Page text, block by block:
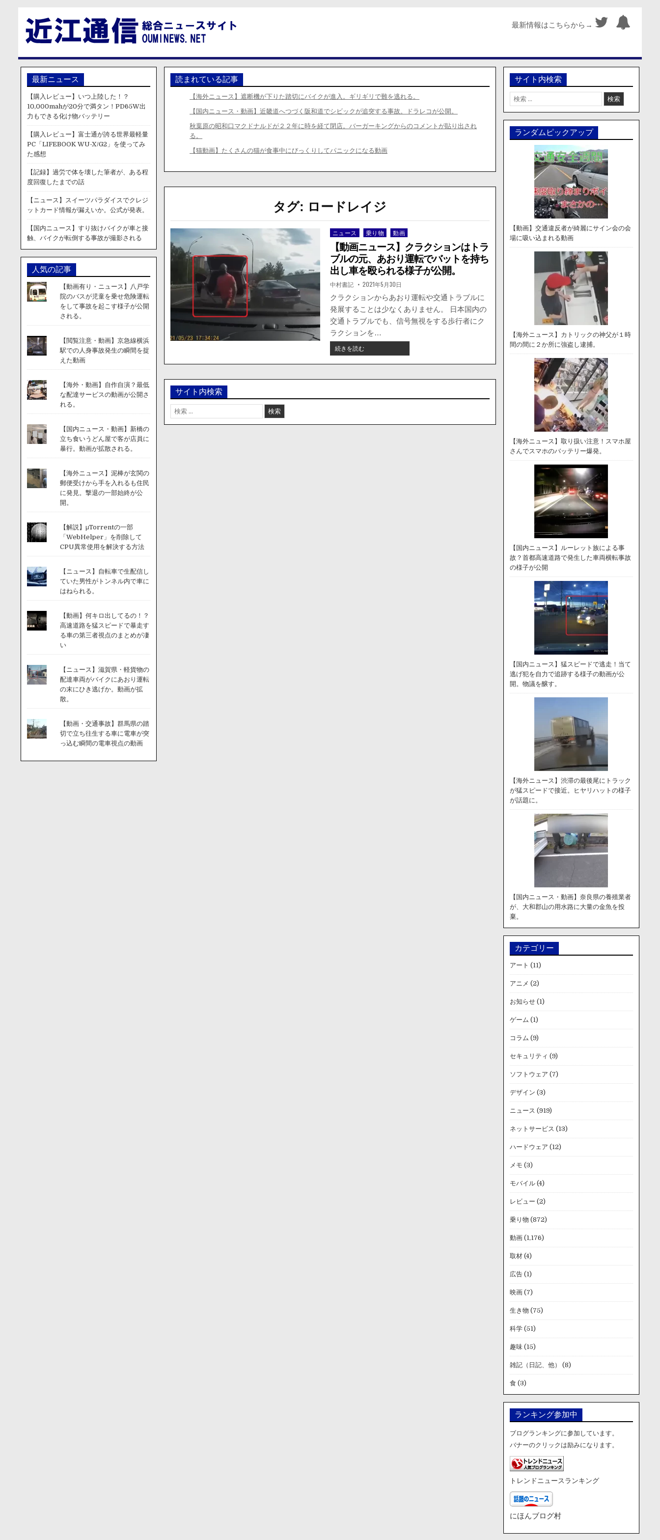
最新情報はこちらから→
読まれている記事
【海外ニュース】遮断機が下りた踏切にバイクが進入。ギリギリで難を逃れる。
【国内ニュース・動画】近畿道へつづく阪和道でシビックが追突する事故。ドラレコが公開。
秋葉原の昭和口マクドナルドが２２年に時を経て閉店。バーガーキングからのコメントが貼り出され
る。
【猫動画】たくさんの猫が食事中にびっくりしてパニックになる動画
タグ: ロードレイジ
Posted
ニュース 乗り物 動画
【動画ニュース】クラクションはトラ
ブルの元、あおり運転でバットを持ち
出し車を殴られる様子が公開。
著
者:
中村書記 掲
載
日：
2021年5月30日
クラクションからあおり運転や交通トラブルに
発展することは少なくありません。 日本国内の
交通トラブルでも、信号無視をする歩行者にク
ラクションを…
続きを読む【動
画
ニ
サイト内検索
検
索:
最新ニュース
【購入レビュー】いつ上陸した！？
10,000mahが20分で満タン！PD65W出
力もできる化け物バッテリー
【購入レビュー】富士通が誇る世界最軽量
PC「LIFEBOOK WU-X/G2」を使ってみ
た感想
【記録】過労で体を壊した筆者が、ある程
度回復したまでの話
【ニュース】スイーツパラダイスでクレジ
ットカード情報が漏えいか。公式が発表。
【国内ニュース】すり抜けバイクが車と接
触、バイクが転倒する事故が撮影される
人気の記事
【動画有り・ニュース】八戸学
院のバスが児童を乗せ危険運転
をして事故を起こす様子が公開
される。
【閲覧注意・動画】京急線横浜
駅での人身事故発生の瞬間を捉
えた動画
【海外・動画】自作自演？最低
な配達サービスの動画が公開さ
れる。
【国内ニュース・動画】新橋の
立ち食いうどん屋で客が店員に
暴行。動画が拡散される。
【海外ニュース】泥棒が玄関の
郵便受けから手を入れるも住民
に発見。撃退の一部始終が公
開。
【解説】μTorrentの一部
「WebHelper」を削除して
CPU異常使用を解決する方法
【ニュース】自転車で生配信し
ていた男性がトンネル内で車に
はねられる。
【動画】何キロ出してるの！？
高速道路を猛スピードで暴走す
る車の第三者視点のまとめが凄
い
【ニュース】滋賀県・軽貨物の
配達車両がバイクにあおり運転
の末にひき逃げか。動画が拡
散。
【動画・交通事故】群馬県の踏
切で立ち往生する車に電車が突
っ込む瞬間の電車視点の動画
サイト内検索
検
索:
ランダムピックアップ
【動画】交通違反者が綺麗にサイン会の会
場に吸い込まれる動画
【海外ニュース】カトリックの神父が１時
間の間に２か所に強盗し逮捕。
【海外ニュース】取り扱い注意！スマホ屋
さんでスマホのバッテリー爆発。
【国内ニュース】ルーレット族による事
故？首都高速道路で発生した車両横転事故
の様子が公開
【国内ニュース】猛スピードで逃走！当て
逃げ犯を自力で追跡する様子の動画が公
開。物議を醸す。
【海外ニュース】渋滞の最後尾にトラック
が猛スピードで接近。ヒヤリハットの様子
が話題に。
【国内ニュース・動画】奈良県の養殖業者
が、大和郡山の用水路に大量の金魚を投
棄。
カテゴリー
アート (11)
アニメ (2)
お知らせ(1)
ゲーム (1)
コラム (9)
セキュリティ (9)
ソフトウェア (7)
デザイン (3)
ニュース (919)
ネットサービス (13)
ハードウェア (12)
メモ (3)
モバイル(4)
レビュー (2)
乗り物 (872)
動画(1,176)
取材(4)
広告(1)
映画(7)
生き物 (75)
科学(51)
趣味(15)
雑記（日記、他） (8)
食 (3)
ランキング参加中
ブログランキングに参加しています。
バナーのクリックは励みになります。
トレンドニュースランキング
にほんブログ村